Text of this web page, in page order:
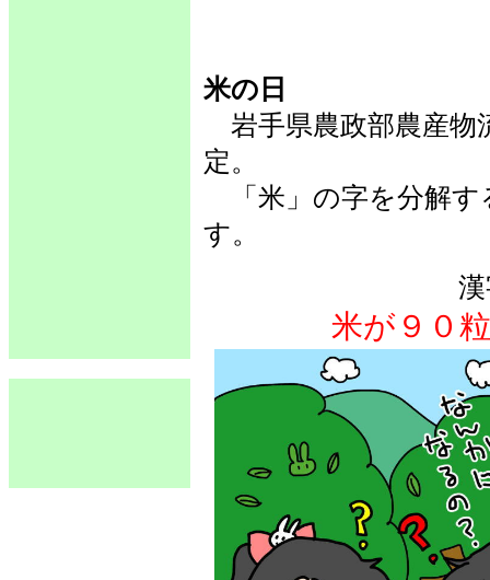
米の日
岩手県農政部農産物
定。
「米」の字を分解す
す。
米が９０